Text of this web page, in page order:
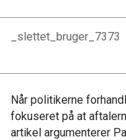
_slettet_bruger_7373
Når politikerne
fokuseret på at
artikel argumenterer